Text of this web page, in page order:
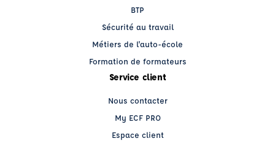
BTP
Sécurité au travail
Métiers de l'auto-école
Formation de formateurs
Service client
Nous contacter
My ECF PRO
Espace client